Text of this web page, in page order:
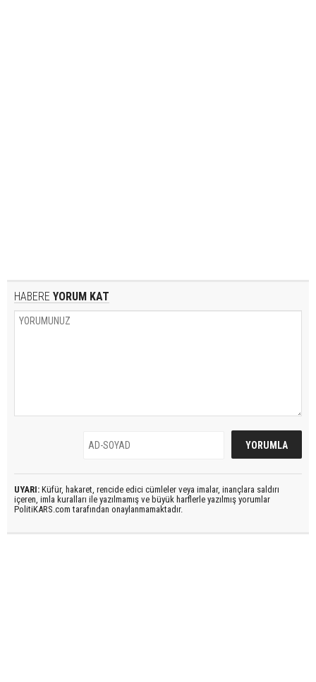
HABERE YORUM KAT
UYARI: Küfür, hakaret, rencide edici cümleler veya imalar, inançlara saldırı
içeren, imla kuralları ile yazılmamış ve büyük harflerle yazılmış yorumlar
PolitiKARS.com tarafından onaylanmamaktadır.